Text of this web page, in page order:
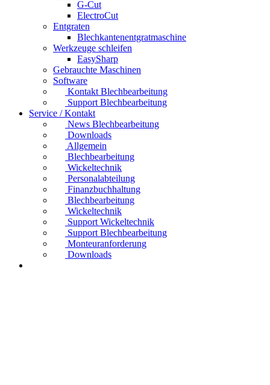
G-Cut
ElectroCut
Entgraten
Blechkantenentgratmaschine
Werkzeuge schleifen
EasySharp
Gebrauchte Maschinen
Software
Kontakt Blechbearbeitung
Support Blechbearbeitung
Service / Kontakt
News Blechbearbeitung
Downloads
Allgemein
Blechbearbeitung
Wickeltechnik
Personalabteilung
Finanzbuchhaltung
Blechbearbeitung
Wickeltechnik
Support Wickeltechnik
Support Blechbearbeitung
Monteuranforderung
Downloads